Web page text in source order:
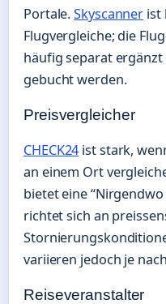
Portale.Skyscanner ist
Flugvergleiche; die
häufig separat
gebucht werden.
Preisvergleicher
CHECK24 ist stark,
an einem Ort
bietet eine
richtet sich an
variieren jedoch je
Reiseveranstalter